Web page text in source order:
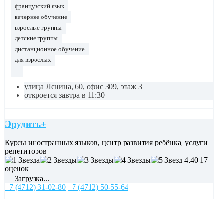
французский язык
вечернее обучение
взрослые группы
детские группы
дистанционное обучение
для взрослых
улица Ленина, 60, офис 309, этаж 3
откроется завтра в 11:30
Эрудитъ+
Курсы иностранных языков, центр развития ребёнка, услуги
репетиторов
4,40 17
оценок
Загрузка...
+7 (4712) 31-02-80 +7 (4712) 50-55-64